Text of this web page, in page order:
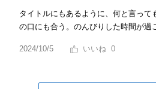
タイトルにもあるように、何と言って
の口にも合う。のんびりした時間が過
2024/10/5 0